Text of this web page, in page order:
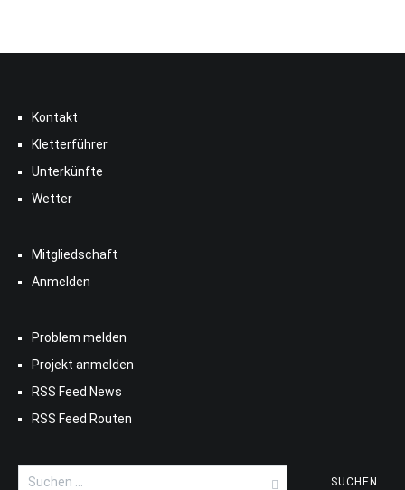
Kontakt
Kletterführer
Unterkünfte
Wetter
Mitgliedschaft
Anmelden
Problem melden
Projekt anmelden
RSS Feed News
RSS Feed Routen
Suchen